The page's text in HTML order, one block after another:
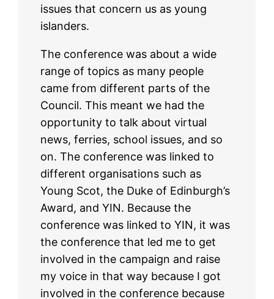
issues that concern us as young
islanders.
The conference was about a wide
range of topics as many people
came from different parts of the
Council. This meant we had the
opportunity to talk about virtual
news, ferries, school issues, and so
on. The conference was linked to
different organisations such as
Young Scot, the Duke of Edinburgh’s
Award, and YIN. Because the
conference was linked to YIN, it was
the conference that led me to get
involved in the campaign and raise
my voice in that way because I got
involved in the conference because